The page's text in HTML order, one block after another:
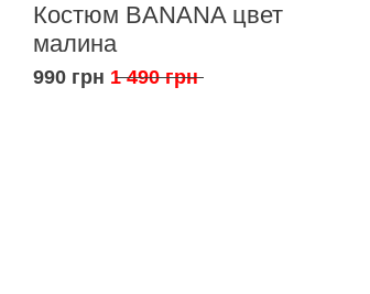
Костюм BANANA цвет
малина
990 грн 1 490 грн